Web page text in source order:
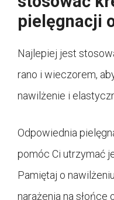
pielęgnacji
Najlepiej jest
rano i wieczorem,
nawilżenie i
Odpowiednia
pomóc Ci utrzymać
Pamiętaj o
narażenia na słońce